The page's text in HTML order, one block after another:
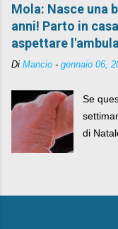
Mola: Nasce una
anni! Parto in
aspettare
Di Mancio - gennaio 06,
Se
di
e la